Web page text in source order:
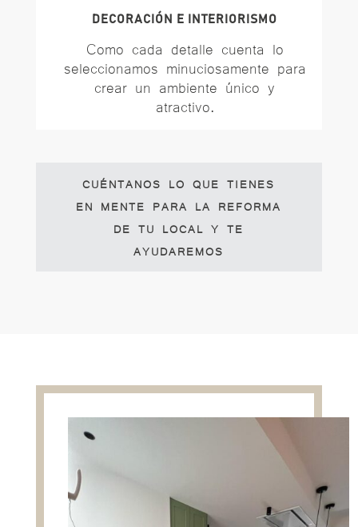
DECORACIÓN E INTERIORISMO
Como cada detalle cuenta lo
seleccionamos minuciosamente para
crear un ambiente único y
atractivo.
CUÉNTANOS LO QUE TIENES
EN MENTE PARA LA REFORMA
DE TU LOCAL Y TE
AYUDAREMOS